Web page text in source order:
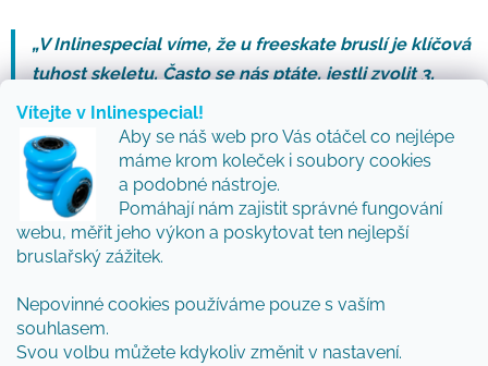
Vítejte v Inlinespecial!
Aby se náš web pro Vás otáčel co nejlépe
máme krom koleček i soubory cookies
a podobné nástroje.
Pomáhají nám zajistit správné fungování
webu, měřit jeho výkon a poskytovat ten nejlepší
bruslařský zážitek.
Nepovinné cookies používáme pouze s vaším
souhlasem.
Svou volbu můžete kdykoliv změnit v nastavení.
„V Inlinespecial víme, že u freeskate bruslí je klíčová
tuhost skeletu. Často se nás ptáte, jestli zvolit 3,
nebo 4 kolečka. Naše zkušenost z testování je
taková, že pro rychlý přesun městem vítězí
3x110mm, ale pro maximální kontrolu a slalom
nedáme dopustit na 4x80mm.“
Martin doporučuje:
Pokud máte normální až užší nohu,
doporučujiPowerslide Next. Přenos síly